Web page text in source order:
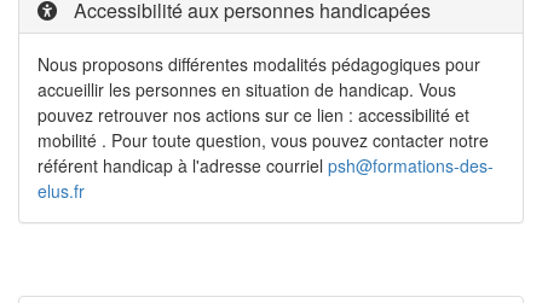
Accessibilité aux personnes handicapées
Nous proposons différentes modalités pédagogiques pour
accueillir les personnes en situation de handicap. Vous
pouvez retrouver nos actions sur ce lien : accessibilité et
mobilité . Pour toute question, vous pouvez contacter notre
référent handicap à l'adresse courriel psh@formations-des-
elus.fr